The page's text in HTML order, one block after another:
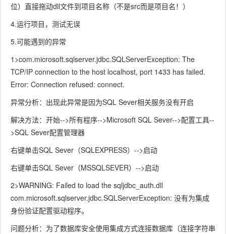
位）直接拖动dll文件到项目名称（不是src而是项目名！）
4.运行项目，测试无误
5.可能遇到的异常
1>com.microsoft.sqlserver.jdbc.SQLServerException: The
TCP/IP connection to the host localhost, port 1433 has failed.
Error: Connection refused: connect.
异常分析：出现此异常是因为SQL Sever相关服务没有开启
解决方法：开始-->所有程序-->Microsoft SQL Sever-->配置工具--
>SQL Sever配置管理器
右键单击SQL Sever（SQLEXPRESS）-->启动
右键单击SQL Sever（MSSQLSEVER）-->启动
2>WARNING: Failed to load the sqljdbc_auth.dll
com.microsoft.sqlserver.jdbc.SQLServerException: 没有为集成
身份验证配置驱动程序。
问题分析：为了数据库安全使用集成方式连接数据库（连接字符串